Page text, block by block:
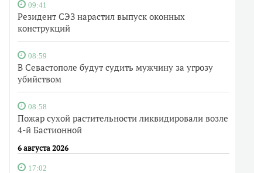
09:41
Резидент СЭЗ нарастил выпуск оконных
конструкций
08:59
В Севастополе будут судить мужчину за угрозу
убийством
08:58
Пожар сухой растительности ликвидировали возле
4-й Бастионной
6 августа 2026
17:02